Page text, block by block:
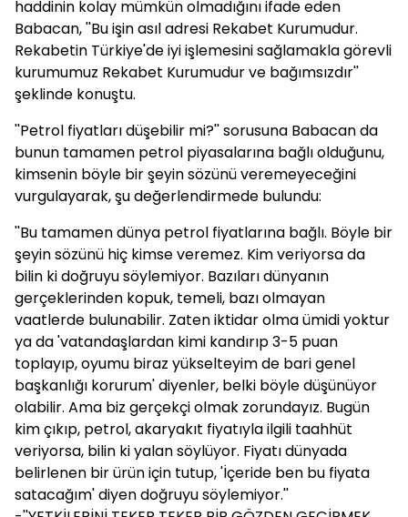
haddinin kolay mümkün olmadığını ifade eden
Babacan, ''Bu işin asıl adresi Rekabet Kurumudur.
Rekabetin Türkiye'de iyi işlemesini sağlamakla görevli
kurumumuz Rekabet Kurumudur ve bağımsızdır''
şeklinde konuştu.
''Petrol fiyatları düşebilir mi?'' sorusuna Babacan da
bunun tamamen petrol piyasalarına bağlı olduğunu,
kimsenin böyle bir şeyin sözünü veremeyeceğini
vurgulayarak, şu değerlendirmede bulundu:
''Bu tamamen dünya petrol fiyatlarına bağlı. Böyle bir
şeyin sözünü hiç kimse veremez. Kim veriyorsa da
bilin ki doğruyu söylemiyor. Bazıları dünyanın
gerçeklerinden kopuk, temeli, bazı olmayan
vaatlerde bulunabilir. Zaten iktidar olma ümidi yoktur
ya da 'vatandaşlardan kimi kandırıp 3-5 puan
toplayıp, oyumu biraz yükselteyim de bari genel
başkanlığı korurum' diyenler, belki böyle düşünüyor
olabilir. Ama biz gerçekçi olmak zorundayız. Bugün
kim çıkıp, petrol, akaryakıt fiyatıyla ilgili taahhüt
veriyorsa, bilin ki yalan söylüyor. Fiyatı dünyada
belirlenen bir ürün için tutup, 'İçeride ben bu fiyata
satacağım' diyen doğruyu söylemiyor.''